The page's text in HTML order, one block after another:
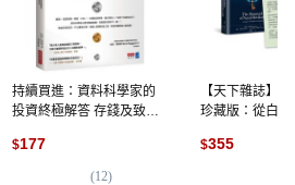
持續買進：資料科學家的
投資終極解答 存錢及致富
(Nick Maggiulli), 商業周刊
$177
(12)
【天下雜誌】
珍藏版：從白手
投資哲學與人生
$355